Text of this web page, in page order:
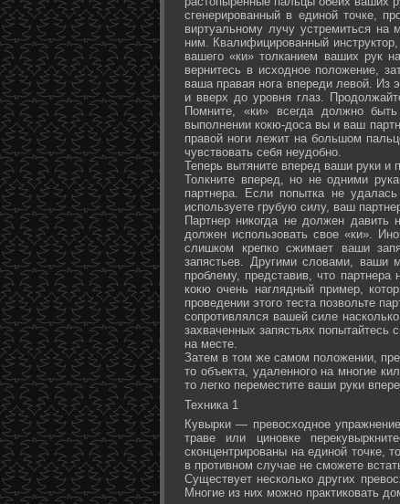
сгенерированный в единой точке,
виртуальному лучу устремиться на
ним. Квалифицированный
вашего «ки» толканием ваших рук
вернитесь в исходное положение,
ваша правая нога впереди левой. Из
и вверх до уровня глаз.
Помните, «ки» всегда должно
выполнении кокю-доса вы и ваш
правой ноги лежит на большом
чувствовать себя неудобно.
Теперь вытяните вперед ваши руки и
Толкните вперед, но не одними
партнера. Если попытка не
используете грубую силу, ваш
Партнер никогда не должен
должен использовать свое «ки».
слишком крепко сжимает ваши
запястьев. Другими словами, ваши
проблему, представив, что
кокю очень наглядный пример,
проведении этого теста позвольте
сопротивлялся вашей силе
захваченных запястьях попытайтесь
на месте.
Затем в том же самом положении,
то объекта, удаленного на многие
то легко переместите ваши руки
Техника 1
Кувырки — превосходное
траве или циновке
сконцентрированы на единой точке,
в противном случае не сможете
Существует несколько других
Многие из них можно практиковать